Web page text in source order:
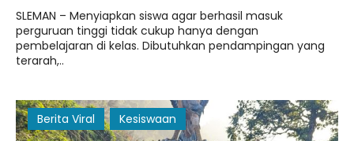
SLEMAN – Menyiapkan siswa agar berhasil masuk
perguruan tinggi tidak cukup hanya dengan
pembelajaran di kelas. Dibutuhkan pendampingan yang
terarah,..
Berita Viral Kesiswaan